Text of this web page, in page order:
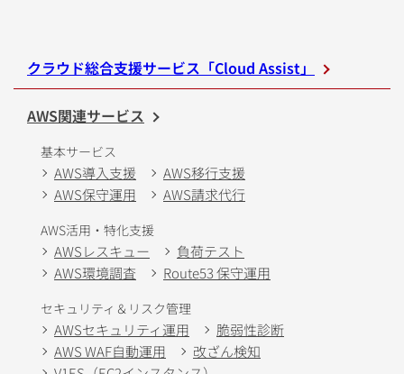
クラウド総合支援サービス「Cloud Assist」
AWS関連サービス
基本サービス
AWS導入支援
AWS移行支援
AWS保守運用
AWS請求代行
AWS活用・特化支援
AWSレスキュー
負荷テスト
AWS環境調査
Route53 保守運用
セキュリティ＆リスク管理
AWSセキュリティ運用
脆弱性診断
AWS WAF自動運用
改ざん検知